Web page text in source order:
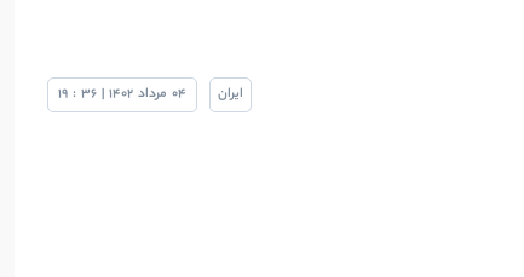
ایران 04 مرداد 1402
|
36
:
19